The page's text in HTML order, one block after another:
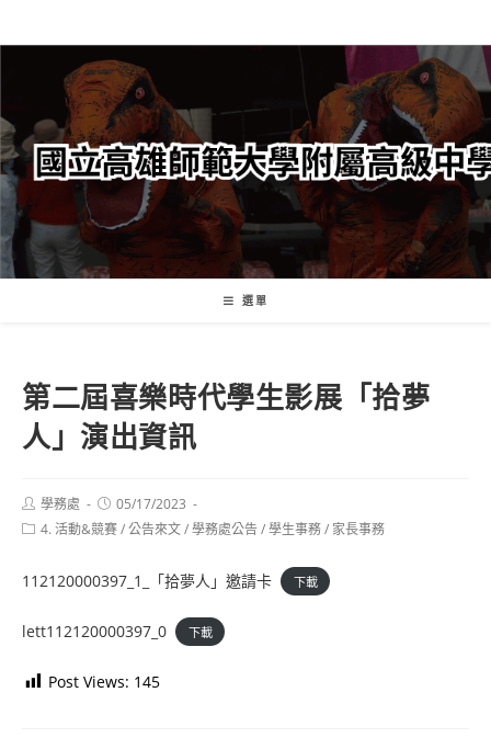
轉
要
內
容
選單
第二屆喜樂時代學生影展「拾夢
人」演出資訊
Post
author:
學務處
Post
published:
05/17/2023
Post4. 活動&競賽/公告來文/學務處公告/學生事務/ 家長事務
112120000397_1_「拾夢人」邀請卡 下載
lett112120000397_0 下載
Post Views: 145